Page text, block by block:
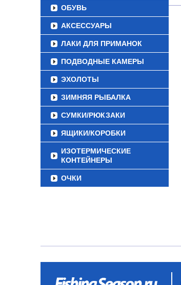
ОБУВЬ
АКСЕССУАРЫ
ЛАКИ ДЛЯ ПРИМАНОК
ПОДВОДНЫЕ КАМЕРЫ
ЭХОЛОТЫ
ЗИМНЯЯ РЫБАЛКА
СУМКИ/РЮКЗАКИ
ЯЩИКИ/КОРОБКИ
ИЗОТЕРМИЧЕСКИЕ
КОНТЕЙНЕРЫ
ОЧКИ